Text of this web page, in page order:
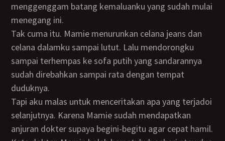
menggenggam batang kemaluanku yang sudah mulai
menegang ini.
Tak cuma itu. Mamie menurunkan celana jeans dan
celana dalamku sampai lutut. Lalu mendorongku
sampai terhempas ke sofa putih yang sandarannya
sudah direbahkan sampai rata dengan tempat
duduknya.
Tapi aku malas untuk menceritakan apa yang terjadoi
selanjutnya. Karena Mamie sudah mendapatkan
anjuran dokter supaya begini-begitu agar cepat hamil.